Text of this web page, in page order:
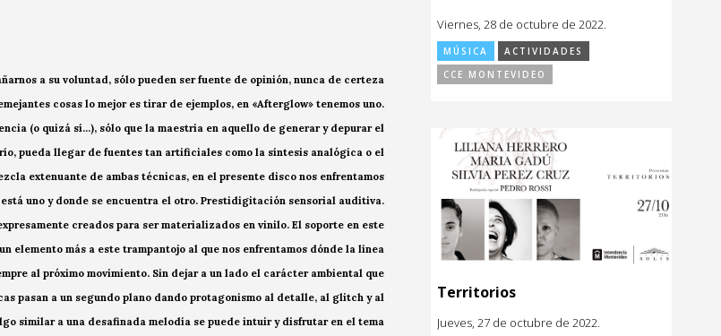
a su voluntad, sólo pueden ser fuente de opinión, nunca de certeza
cosas lo mejor es tirar de ejemplos, en «Afterglow» tenemos uno.
(o quizá sí…), sólo que la maestría en aquello de generar y depurar el
pueda llegar de fuentes tan artificiales como la síntesis analógica o el
extenuante de ambas técnicas, en el presente disco nos enfrentamos
uno y donde se encuentra el otro. Prestidigitación sensorial auditiva.
creados para ser materializados en vinilo. El soporte en este
elemento más a este trampantojo al que nos enfrentamos dónde la línea
al próximo movimiento. Sin dejar a un lado el carácter ambiental que
pasan a un segundo plano dando protagonismo al detalle, al glitch y al
similar a una desafinada melodía se puede intuir y disfrutar en el tema
Viernes, 28 de octubre de 2022.
MÚSICA
ACTIVIDADES
CCE MONTEVIDEO
Territorios
Jueves, 27 de octubre de 2022.